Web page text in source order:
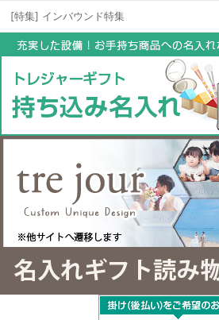
[特集] インバウンド特集